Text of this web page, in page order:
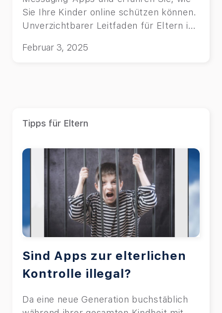
Sie Ihre Kinder online schützen können.
Unverzichtbarer Leitfaden für Eltern im
Februar 3, 2025
Tipps für Eltern
Sind Apps zur elterlichen
Kontrolle illegal?
Da eine neue Generation buchstäblich